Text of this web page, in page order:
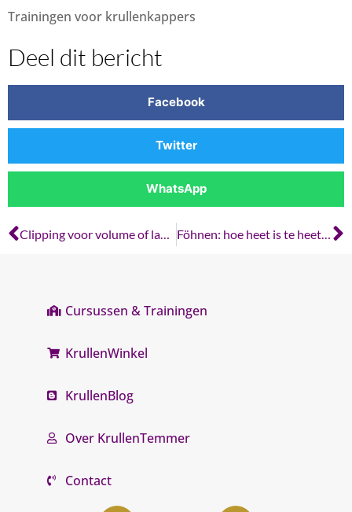
Trainingen voor krullenkappers
Deel dit bericht
Facebook
Twitter
WhatsApp
Föhnen: hoe heet is te heet voor je krullen?
Cursussen & Trainingen
KrullenWinkel
KrullenBlog
Over KrullenTemmer
Contact